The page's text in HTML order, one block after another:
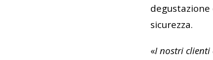
sicurezza.
«I nostri